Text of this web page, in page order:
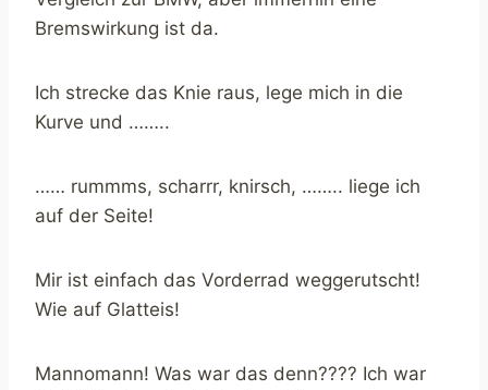
Bremswirkung ist da.
Ich strecke das Knie raus, lege mich in die
Kurve und ……..
…… rummms, scharrr, knirsch, …….. liege ich
auf der Seite!
Mir ist einfach das Vorderrad weggerutscht!
Wie auf Glatteis!
Mannomann! Was war das denn???? Ich war